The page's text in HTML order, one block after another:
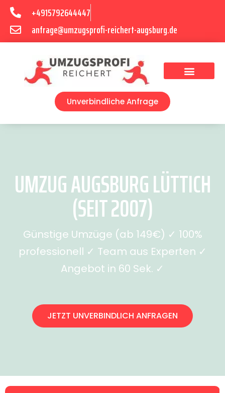
+4915792644447
anfrage@umzugsprofi-reichert-augsburg.de
Unverbindliche Anfrage
UMZUG AUGSBURG LÜTTICH
(SEIT 2007)
Günstige Umzüge (ab 149€) ✓ 100%
professionell ✓ Team aus Experten ✓
Angebot in 60 Sek. ✓
JETZT UNVERBINDLICH ANFRAGEN